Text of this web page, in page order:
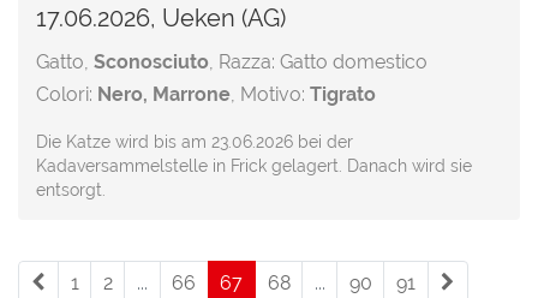
17.06.2026, Ueken (AG)
Gatto, Sconosciuto, Razza: Gatto domestico
Colori: Nero, Marrone, Motivo: Tigrato
Die Katze wird bis am 23.06.2026 bei der
Kadaversammelstelle in Frick gelagert. Danach wird sie
entsorgt.
1 2 ... 66 67 (current)
68 ... 90 91